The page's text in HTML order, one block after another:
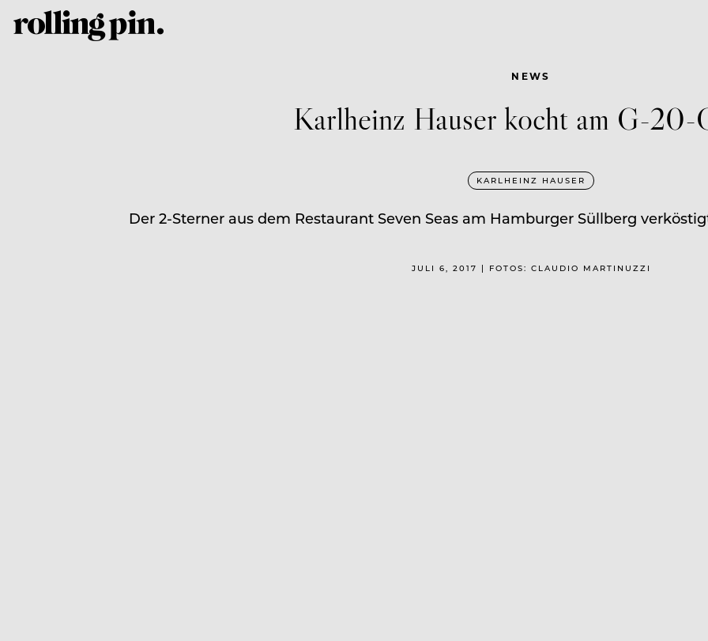
NEWS
Karlheinz Hauser kocht am G-20-
KARLHEINZ HAUSER
Der 2-Sterner aus dem Restaurant Seven Seas am Hamburger Süllberg
JULI 6, 2017 | FOTOS: CLAUDIO MARTINUZZI